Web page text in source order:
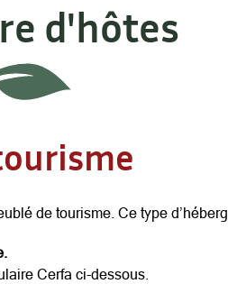
d'hôtes
de tourisme. Ce type
Cerfa ci-dessous.